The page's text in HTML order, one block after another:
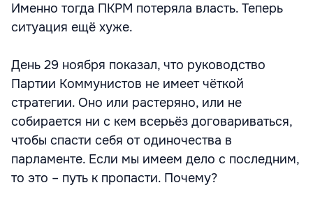
Именно тогда ПКРМ потеряла власть. Теперь
ситуация ещё хуже.
День 29 ноября показал, что руководство
Партии Коммунистов не имеет чёткой
стратегии. Оно или растеряно, или не
собирается ни с кем всерьёз договариваться,
чтобы спасти себя от одиночества в
парламенте. Если мы имеем дело с последним,
то это – путь к пропасти. Почему?